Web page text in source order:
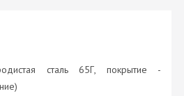
сталь 65Г, покрытие -